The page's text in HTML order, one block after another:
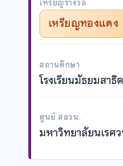
เหรียญรางวัล
เหรียญทองแดง
สถานศึกษา
โรงเรียนมัธยมสา
ศูนย์ สอวน.
มหาวิทยาลัยนเรศ